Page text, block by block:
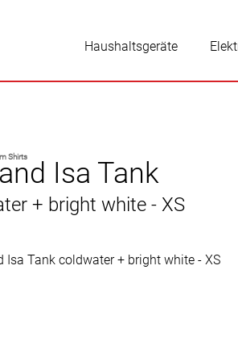
Haushaltsgeräte
Shirts Isa Tank
+ bright white - XS